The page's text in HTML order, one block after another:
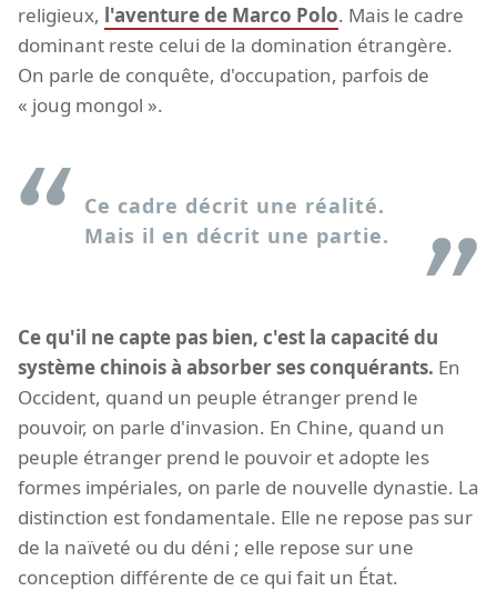
religieux, l'aventure de Marco Polo. Mais le cadre
dominant reste celui de la domination étrangère.
On parle de conquête, d'occupation, parfois de
« joug mongol ».
Ce cadre décrit une réalité.
Mais il en décrit une partie.
Ce qu'il ne capte pas bien, c'est la capacité du
système chinois à absorber ses conquérants. En
Occident, quand un peuple étranger prend le
pouvoir, on parle d'invasion. En Chine, quand un
peuple étranger prend le pouvoir et adopte les
formes impériales, on parle de nouvelle dynastie. La
distinction est fondamentale. Elle ne repose pas sur
de la naïveté ou du déni ; elle repose sur une
conception différente de ce qui fait un État.